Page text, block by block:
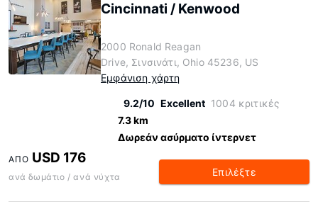
Cincinnati / Kenwood
2000 Ronald Reagan
Drive, Σινσινάτι, Ohio 45236, US
Εμφάνιση χάρτη
9.2/10 Excellent 1004 κριτικές
7.3 km
Δωρεάν ασύρματο ίντερνετ
ΑΠΌ USD 176
ανά δωμάτιο / ανά νύχτα Επιλέξτε